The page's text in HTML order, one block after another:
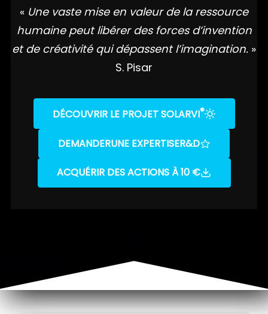
« Une vaste mise en valeur de la ressource
humaine peut libérer des forces d’invention
et de créativité qui dépassent l’imagination. »
S. Pisar
DÉCOUVRIR LE PROJET SOLARVI®
DEMANDERUNE EXPERTISER&D
ACQUÉRIR DES ACTIONS À 10 €